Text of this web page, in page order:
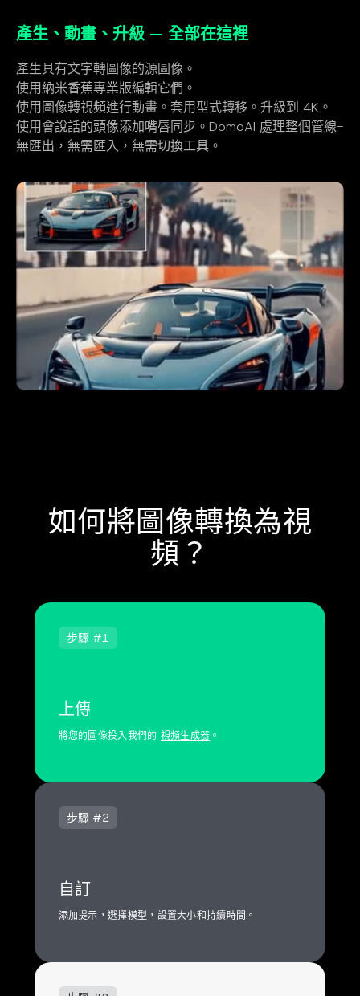
產生、動畫、升級 — 全部在這裡
產生具有文字轉圖像的源圖像。
使用納米香蕉專業版編輯它們。
使用圖像轉視頻進行動畫。套用型式轉移。升級到 4K。
使用會說話的頭像添加嘴唇同步。DomoAI 處理整個管線-
無匯出，無需匯入，無需切換工具。
如何將圖像轉換為視
頻？
步驟 #1
上傳
將您的圖像投入我們的 視頻生成器 。
步驟 #2
自訂
添加提示，選擇模型，設置大小和持續時間。